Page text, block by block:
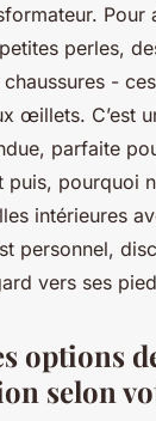
Pour
perles,
-
œillets. C’est
parfaite
puis, pourquoi
intérieures
personnel,
vers ses
options
selon